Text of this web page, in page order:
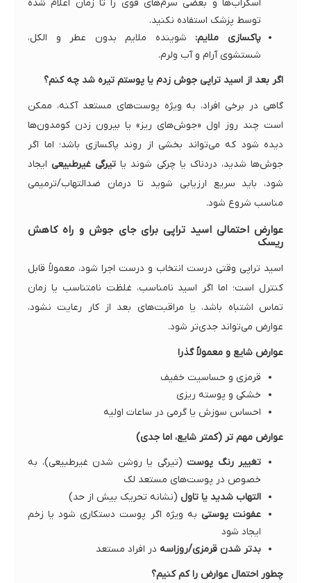
اسکراب‌ها و بعضی سرم‌های قوی را تا زمان اعلام شده
توسط پزشک استفاده نکنید.
پاکسازی ملایم:شوینده ملایم بدون عطر و الکل،
شستشوی آرام و آب ولرم.
اگر بعد از اسید تراپی جوش زدم یا پوستم تیره شد چه کنم؟
گاهی در برخی افراد، به ویژه پوست‌های مستعد آکنه، ممکن
است چند روز اول «جوش‌های ریز» یا بیرون زدن کومدون‌ها
دیده شود که می‌تواند بخشی از روند پاکسازی باشد؛ اما اگر
جوش‌ها شدید، دردناک یا چرکی شوند یا تیرگی غیرطبیعی ایجاد
شود، باید سریع ارزیابی شوید تا درمان ضدالتهاب/ترمیمی
مناسب شروع شود.
عوارض احتمالی اسید تراپی برای جای جوش و راه کاهش
ریسک
اسید تراپی وقتی درست انتخاب و درست اجرا شود، معمولاً قابل
کنترل است؛ اما اگر اسید نامناسب، غلظت نامتناسب یا زمان
تماس اشتباه باشد، یا مراقبت‌های بعد از کار رعایت نشود،
عوارض می‌تواند جدی‌تر شود.
عوارض شایع و معمولاً گذرا
قرمزی و حساسیت خفیف
خشکی و پوسته ریزی
احساس سوزش یا گرمی در ساعات اولیه
عوارض مهم تر (کمتر شایع، اما جدی)
تغییر رنگ پوست (تیرگی یا روشن شدن غیرطبیعی)، به
خصوص در پوست‌های مستعد لک
التهاب شدید یا تاول (نشانه تحریک بیش از حد)
عفونت پوستی به ویژه اگر پوست دستکاری شود یا زخم
ایجاد شود
بدتر شدن قرمزی/روزاسه در افراد مستعد
چطور احتمال عوارض را کم کنیم؟